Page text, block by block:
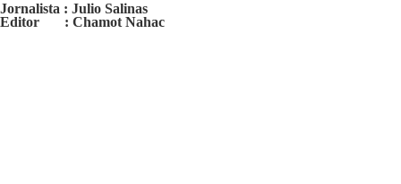
Jornalista : Julio Salinas
Editor : Chamot Nahac